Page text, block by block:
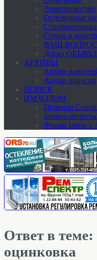
Электричество
Отделочные
Стены и
ВАШ ВОПРОС
Доска
АРХИВЫ
Архив
Архив опросов
ПОИСК
ИМХОДОМ
Правила
Бизнес-
Форма связи с
Ответ в
оцинковка